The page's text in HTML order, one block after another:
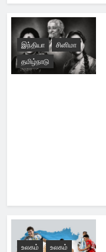
இந்தியா
சினிமா
தமிழ்நாடு
உலகம்
உலகம்